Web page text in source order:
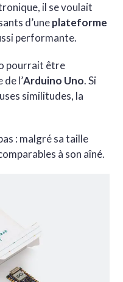
il se voulait
d’uneplateforme
performante.
pourrait être
l’Arduino Uno. Si
similitudes, la
: malgré sa taille
à son aîné.